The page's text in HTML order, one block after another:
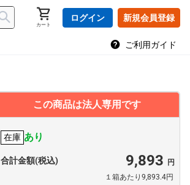
カート
ログイン 新規会員登録
ご利用ガイド
この商品は法人専用です
在庫 あり
合計金額(税込) 9,893
１箱あたり9,893.4円